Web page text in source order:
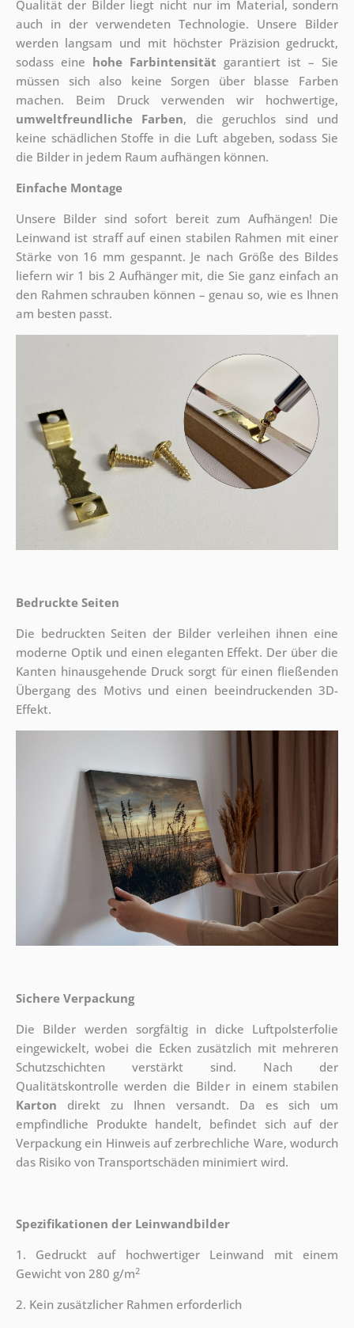
Qualität der Bilder liegt nicht nur im Material, sondern
auch in der verwendeten Technologie. Unsere Bilder
werden langsam und mit höchster Präzision gedruckt,
sodass eine hohe Farbintensität garantiert ist – Sie
müssen sich also keine Sorgen über blasse Farben
machen. Beim Druck verwenden wir hochwertige,
umweltfreundliche Farben, die geruchlos sind und
keine schädlichen Stoffe in die Luft abgeben, sodass Sie
die Bilder in jedem Raum aufhängen können.
Einfache Montage
Unsere Bilder sind sofort bereit zum Aufhängen! Die
Leinwand ist straff auf einen stabilen Rahmen mit einer
Stärke von 16 mm gespannt. Je nach Größe des Bildes
liefern wir 1 bis 2 Aufhänger mit, die Sie ganz einfach an
den Rahmen schrauben können – genau so, wie es Ihnen
am besten passt.
Bedruckte Seiten
Die bedruckten Seiten der Bilder verleihen ihnen eine
moderne Optik und einen eleganten Effekt. Der über die
Kanten hinausgehende Druck sorgt für einen fließenden
Übergang des Motivs und einen beeindruckenden 3D-
Effekt.
Sichere Verpackung
Die Bilder werden sorgfältig in dicke Luftpolsterfolie
eingewickelt, wobei die Ecken zusätzlich mit mehreren
Schutzschichten verstärkt sind. Nach der
Qualitätskontrolle werden die Bilder in einem stabilen
Karton direkt zu Ihnen versandt. Da es sich um
empfindliche Produkte handelt, befindet sich auf der
Verpackung ein Hinweis auf zerbrechliche Ware, wodurch
das Risiko von Transportschäden minimiert wird.
Spezifikationen der Leinwandbilder
1. Gedruckt auf hochwertiger Leinwand mit einem
Gewicht von 280 g/m2
2. Kein zusätzlicher Rahmen erforderlich